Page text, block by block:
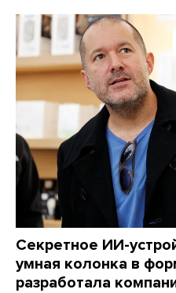
Секретное ИИ-
умная колонка в
разработала